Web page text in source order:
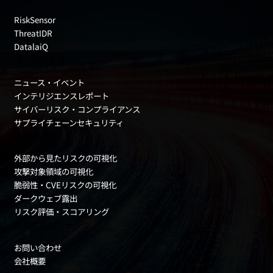
RiskSensor
ThreatIDR
DatalaiQ
外部から見たリスクの可視化
攻撃対象領域の可視化
脆弱性・CVEリスクの可視化
ダークウェブ露出
リスク評価・スコアリング
ニュース・イベント
インテリジエンスレポート
サイバーリスク・コンプライアンス
サプライチェーンセキュリティ
お問い合わせ
会社概要